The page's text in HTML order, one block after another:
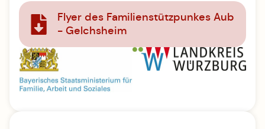
Flyer des Familienstützpunkes Aub
- Gelchsheim